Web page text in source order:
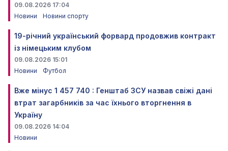
09.08.2026 17:04
Новини
Новини спорту
19-річний український форвард продовжив контракт
із німецьким клубом
09.08.2026 15:01
Новини
Футбол
Вже мінус 1 457 740 : Генштаб ЗСУ назвав свіжі дані
втрат загарбників за час їхнього вторгнення в
Україну
09.08.2026 14:04
Новини